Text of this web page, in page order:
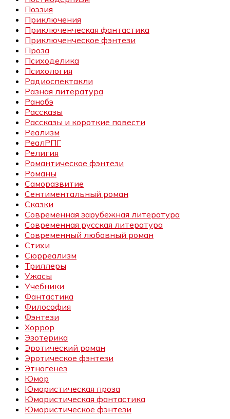
Поэзия
Приключения
Приключенческая фантастика
Приключенческое фэнтези
Проза
Психоделика
Психология
Радиоспектакли
Разная литература
Ранобэ
Рассказы
Рассказы и короткие повести
Реализм
РеалРПГ
Религия
Романтическое фэнтези
Романы
Саморазвитие
Сентиментальный роман
Сказки
Современная зарубежная литература
Современная русская литература
Современный любовный роман
Стихи
Сюрреализм
Триллеры
Ужасы
Учебники
Фантастика
Философия
Фэнтези
Хоррор
Эзотерика
Эротический роман
Эротическое фэнтези
Этногенез
Юмор
Юмористическая проза
Юмористическая фантастика
Юмористическое фэнтези